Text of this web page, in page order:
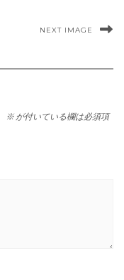
NEXT IMAGE
※ が付いている欄は必須項